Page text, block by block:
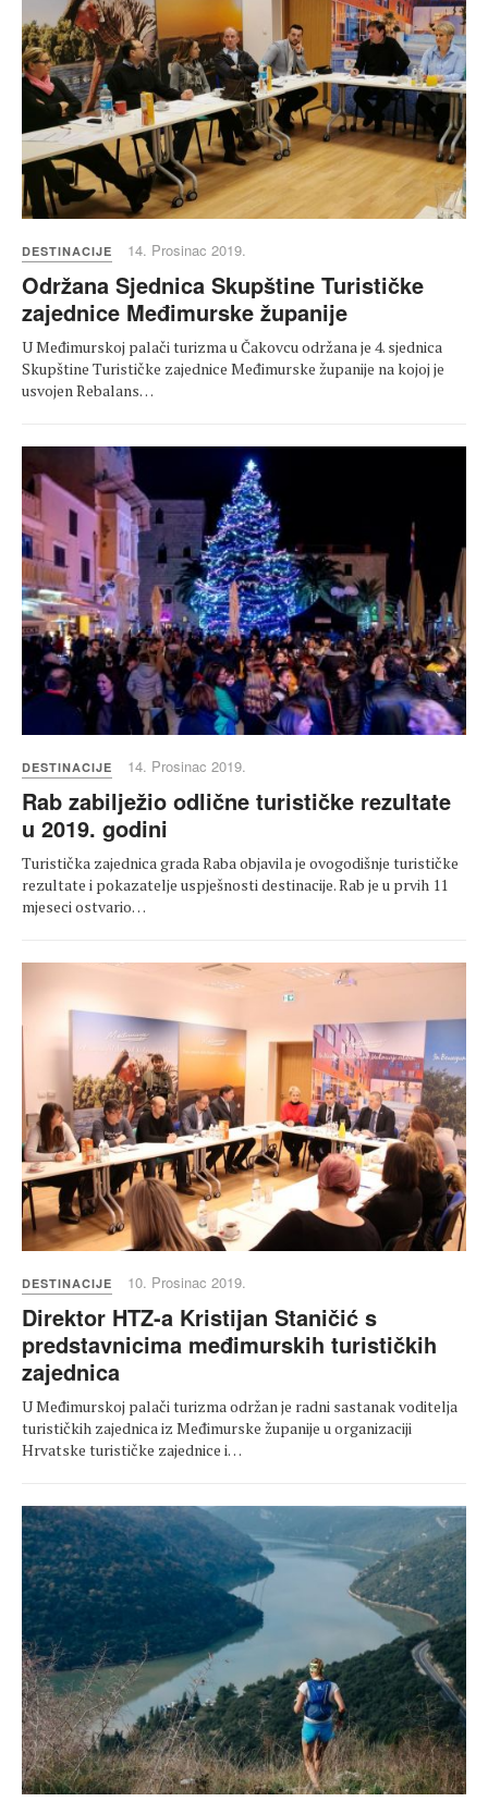
DESTINACIJE 14. Prosinac 2019.
Održana Sjednica Skupštine Turističke
zajednice Međimurske županije
U Međimurskoj palači turizma u Čakovcu održana je 4. sjednica
Skupštine Turističke zajednice Međimurske županije na kojoj je
usvojen Rebalans…
DESTINACIJE 14. Prosinac 2019.
Rab zabilježio odlične turističke rezultate
u 2019. godini
Turistička zajednica grada Raba objavila je ovogodišnje turističke
rezultate i pokazatelje uspješnosti destinacije. Rab je u prvih 11
mjeseci ostvario…
DESTINACIJE 10. Prosinac 2019.
Direktor HTZ-a Kristijan Staničić s
predstavnicima međimurskih turističkih
zajednica
U Međimurskoj palači turizma održan je radni sastanak voditelja
turističkih zajednica iz Međimurske županije u organizaciji
Hrvatske turističke zajednice i…